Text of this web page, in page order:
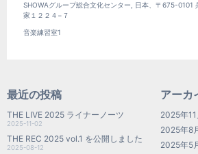
SHOWAグループ総合文化センター, 日本、〒675-0101
家１２２４−７
音楽練習室1
最近の投稿
THE LIVE 2025 ライナーノーツ
2025-11-02
THE REC 2025 vol.1 を公開しました
2025-08-12
アーカ
2025年11
2025年8
2025年5